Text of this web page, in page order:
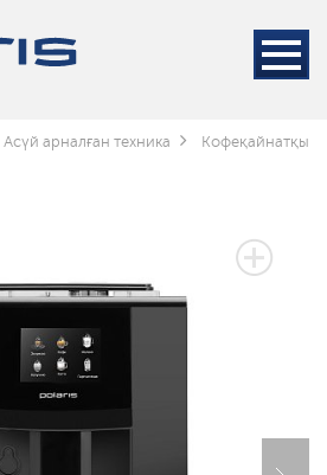
Асүй арналған техника